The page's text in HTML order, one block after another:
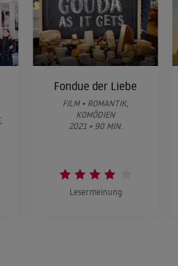
Fondue der Liebe
FILM • ROMANTIK,
KOMÖDIEN
2021 • 90 MIN.
Lesermeinung